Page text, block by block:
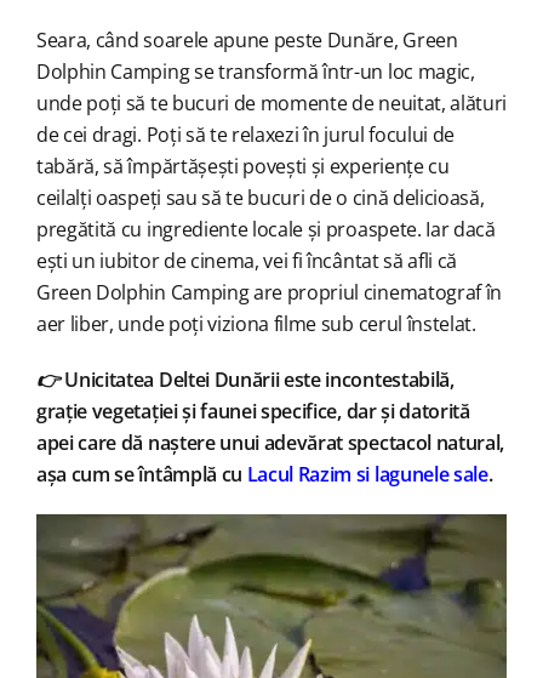
Seara, când soarele apune peste Dunăre, Green
Dolphin Camping se transformă într-un loc magic,
unde poți să te bucuri de momente de neuitat, alături
de cei dragi. Poți să te relaxezi în jurul focului de
tabără, să împărtășești povești și experiențe cu
ceilalți oaspeți sau să te bucuri de o cină delicioasă,
pregătită cu ingrediente locale și proaspete. Iar dacă
ești un iubitor de cinema, vei fi încântat să afli că
Green Dolphin Camping are propriul cinematograf în
aer liber, unde poți viziona filme sub cerul înstelat.
👉Unicitatea Deltei Dunării este incontestabilă,
grație vegetației și faunei specifice, dar și datorită
apei care dă naștere unui adevărat spectacol natural,
așa cum se întâmplă cu Lacul Razim si lagunele sale.